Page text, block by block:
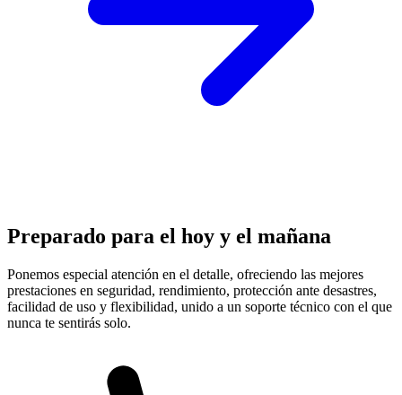
Preparado para el hoy y el mañana
Ponemos especial atención en el detalle, ofreciendo las mejores
prestaciones en seguridad, rendimiento, protección ante desastres,
facilidad de uso y flexibilidad, unido a un soporte técnico con el que
nunca te sentirás solo.